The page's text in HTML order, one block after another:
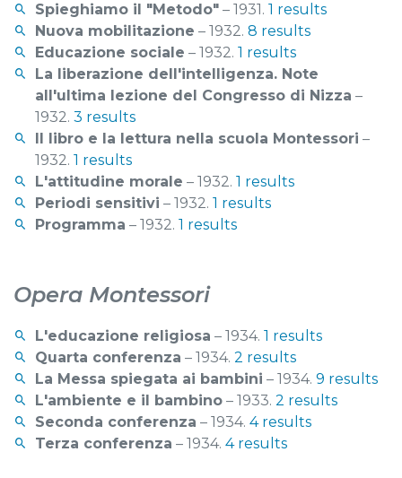
Spieghiamo il "Metodo" – 1931. 1 results
Nuova mobilitazione – 1932. 8 results
Educazione sociale – 1932. 1 results
La liberazione dell'intelligenza. Note
all'ultima lezione del Congresso di Nizza –
1932. 3 results
Il libro e la lettura nella scuola Montessori –
1932. 1 results
L'attitudine morale – 1932. 1 results
Periodi sensitivi – 1932. 1 results
Programma – 1932. 1 results
Opera Montessori
L'educazione religiosa – 1934. 1 results
Quarta conferenza – 1934. 2 results
La Messa spiegata ai bambini – 1934. 9 results
L'ambiente e il bambino – 1933. 2 results
Seconda conferenza – 1934. 4 results
Terza conferenza – 1934. 4 results